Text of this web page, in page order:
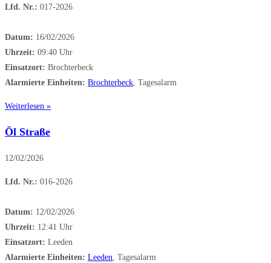
Lfd. Nr.: 017-2026
Datum: 16/02/2026
Uhrzeit: 09:40 Uhr
Einsatzort: Brochterbeck
Alarmierte Einheiten: Brochterbeck, Tagesalarm
Weiterlesen »
Öl Straße
12/02/2026
Lfd. Nr.: 016-2026
Datum: 12/02/2026
Uhrzeit: 12:41 Uhr
Einsatzort: Leeden
Alarmierte Einheiten: Leeden, Tagesalarm